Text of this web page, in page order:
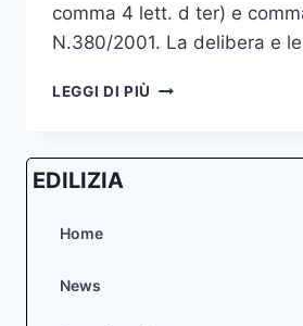
comma 4 lett. d ter) e
N.380/2001. La delibera e
LEGGI DI PIÙ CONTRIBUTO
PROVVEDIMENTI
EDILIZIA
Home
News